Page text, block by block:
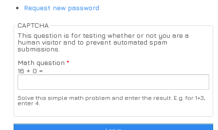
Request new password
CAPTCHA
This question is for testing whether or not you are a
human visitor and to prevent automated spam
submissions.
Math question *
16 + 0 =
Solve this simple math problem and enter the result. E.g. for 1+3,
enter 4.